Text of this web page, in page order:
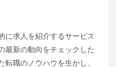
に求人を紹介するサービス
最新の動向をチェックした
転職のノウハウを生かし、